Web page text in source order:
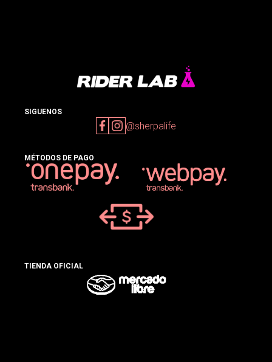
SIGUENOS
@sherpalife
MÉTODOS DE PAGO
TIENDA OFICIAL